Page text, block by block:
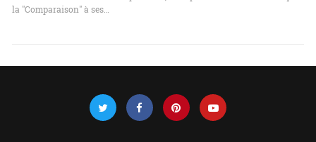
la "Comparaison" à ses…